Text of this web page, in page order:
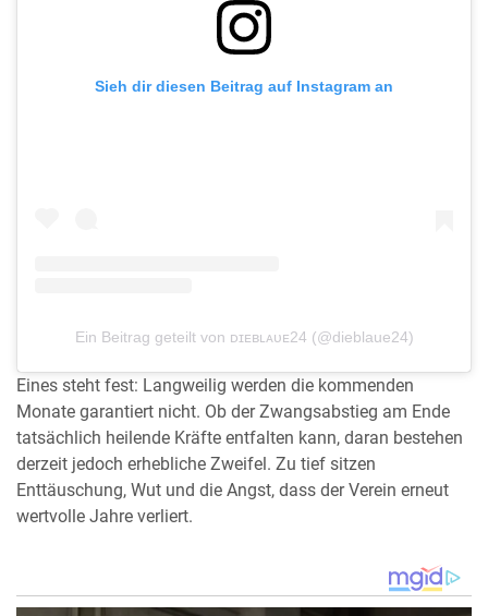
Sieh dir diesen Beitrag auf Instagram an
Ein Beitrag geteilt von ᴅɪᴇʙʟᴀᴜᴇ24 (@dieblaue24)
Eines steht fest: Langweilig werden die kommenden
Monate garantiert nicht. Ob der Zwangsabstieg am Ende
tatsächlich heilende Kräfte entfalten kann, daran bestehen
derzeit jedoch erhebliche Zweifel. Zu tief sitzen
Enttäuschung, Wut und die Angst, dass der Verein erneut
wertvolle Jahre verliert.